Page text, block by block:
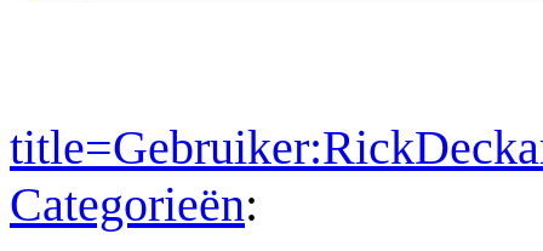
Categorieën: